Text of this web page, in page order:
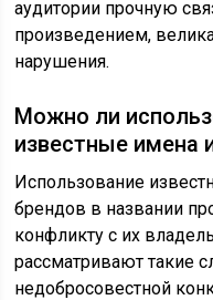
аудитории прочную
произведением,
нарушения.
Можно ли
известные имена
Использование
брендов в названии
конфликту с их
рассматривают такие
недобросовестной